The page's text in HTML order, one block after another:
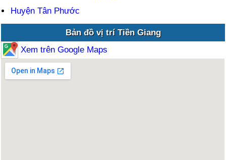
Huyện Tân Phước
Bản đồ vị trí Tiền Giang
Xem trên Google Maps